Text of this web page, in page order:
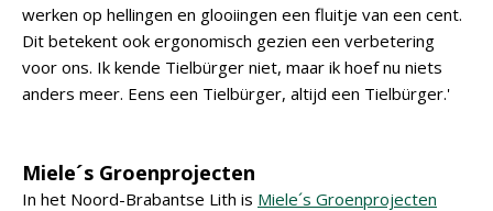
werken op hellingen en glooiingen een fluitje van een cent.
Dit betekent ook ergonomisch gezien een verbetering
voor ons. Ik kende Tielbürger niet, maar ik hoef nu niets
anders meer. Eens een Tielbürger, altijd een Tielbürger.'
Miele´s Groenprojecten
In het Noord-Brabantse Lith is Miele´s Groenprojecten